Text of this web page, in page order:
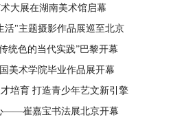
大展在湖南美术馆启幕
活"主题摄影作品展巡至北京
统色的当代实践”巴黎开幕
美术学院毕业作品展开幕
培育 打造青少年艺文新引擎
——崔嘉宝书法展北京开幕